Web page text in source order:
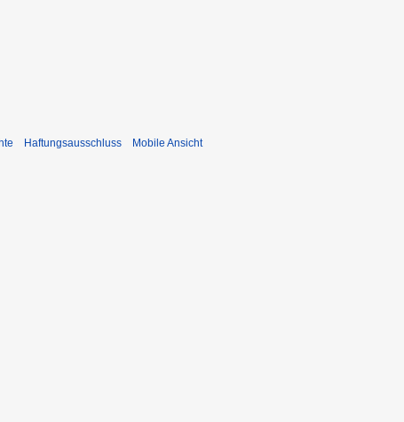
Haftungsausschluss Mobile Ansicht